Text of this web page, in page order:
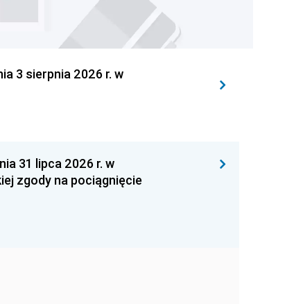
3 sierpnia 2026 r. w
31 lipca 2026 r. w
zgody na pociągnięcie